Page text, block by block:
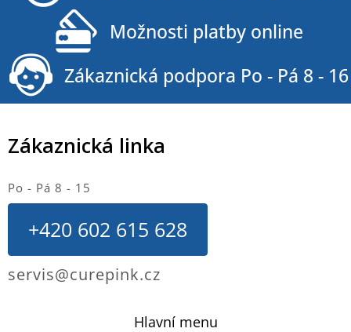
Hlavní menu
Zákaznická linka
Po - Pá 8 - 15
+420 602 615 628
servis@curepink.cz
Možnosti platby online
Zákaznická podpora Po - Pá 8 - 16